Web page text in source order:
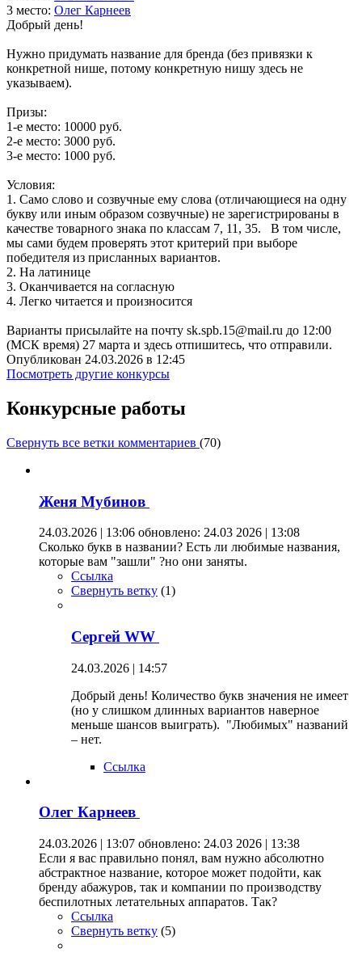
3 место: Олег Кар­не­ев
Добрый день!
Нужно придумать название для бренда (без привязки к
конкретной нише, потому конкретную нишу здесь не
указываем).
Призы:
1-е место: 10000 руб.
2-е место: 3000 руб.
3-е место: 1000 руб.
Условия:
1. Само слово и созвучные ему слова (отличающиеся на одну
букву или иным образом созвучные) не зарегистрированы в
качестве товарного знака по классам 7, 11, 35. В том числе,
мы сами будем проверять этот критерий при выборе
победителя из присланных вариантов.
2. На латинице
3. Оканчивается на согласную
4. Легко читается и произносится
Варианты присылайте на почту sk.spb.15@mail.ru до 12:00
(МСК время) 27 марта и здесь отпишитесь, что отправили.
Опубликован 24.03.2026 в 12:45
Посмотреть другие конкурсы
Конкурсные работы
Свернуть все ветки комментариев (70)
Женя Мубинов
24.03.2026 | 13:06 обновлено: 24.03 2026 | 13:08
Сколько букв в названии? Есть ли любимые названия,
которые вам "зашли" ?но они заняты.
Ссылка
Свернуть ветку (1)
Сергей WW
24.03.2026 | 14:57
Добрый день! Количество букв значения не имеет
(но у слишком длинных вариантов наверное
меньше шансов выиграть). "Любимых" названий
– нет.
Ссылка
Олег Карнеев
24.03.2026 | 13:07 обновлено: 24.03 2026 | 13:38
Если я вас правильно понял, вам нужно абсолютно
абстрактное название, которое может подойти, как
бренду абажуров, так и компании по производству
беспилотных летательных аппаратов. Так?
Ссылка
Свернуть ветку (5)